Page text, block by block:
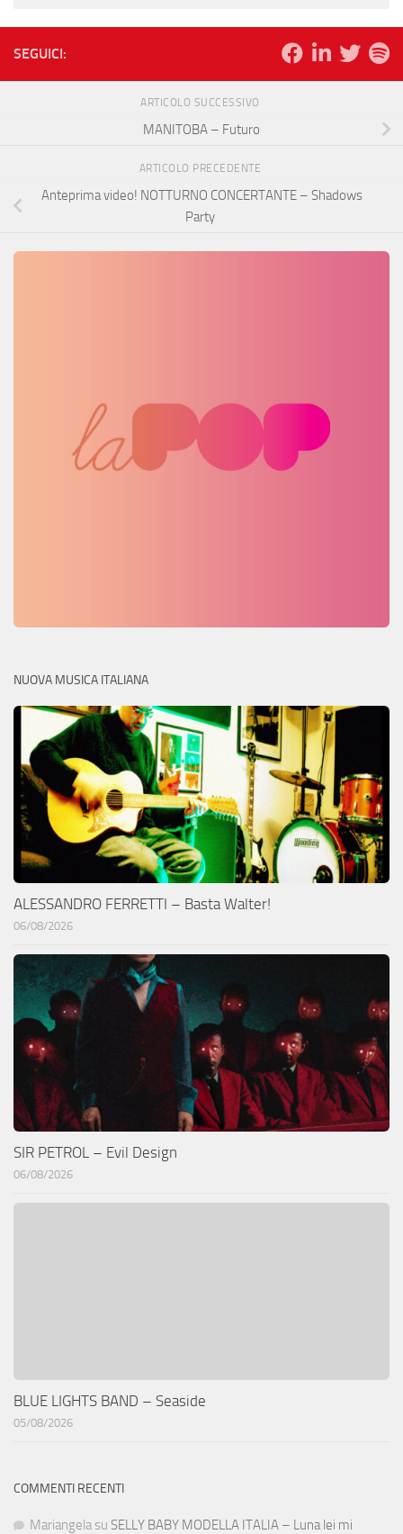
SEGUICI:
ARTICOLO SUCCESSIVO
MANITOBA – Futuro
ARTICOLO PRECEDENTE
Anteprima video! NOTTURNO CONCERTANTE – Shadows
Party
NUOVA MUSICA ITALIANA
ALESSANDRO FERRETTI – Basta Walter!
06/08/2026
SIR PETROL – Evil Design
06/08/2026
BLUE LIGHTS BAND – Seaside
05/08/2026
COMMENTI RECENTI
Mariangela su SELLY BABY MODELLA ITALIA – Luna lei mi